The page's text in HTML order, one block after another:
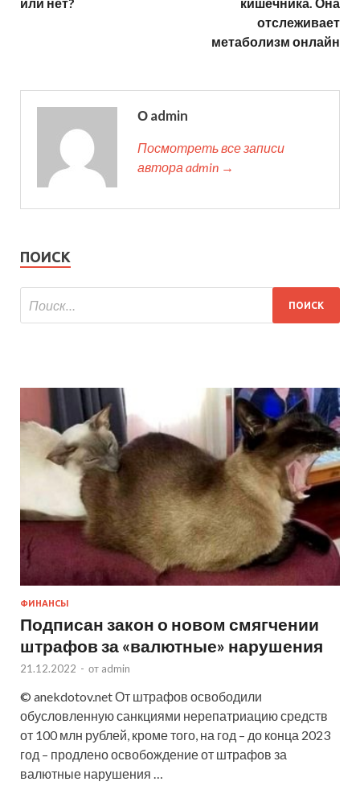
отслеживает
метаболизм онлайн
О admin
Посмотреть все записи
автора admin →
ПОИСК
ФИНАНСЫ
Подписан закон о новом смягчении
штрафов за «валютные» нарушения
21.12.2022 - от admin
© anekdotov.net От штрафов освободили
обусловленную санкциями нерепатриацию средств
от 100 млн рублей, кроме того, на год – до конца 2023
год – продлено освобождение от штрафов за
валютные нарушения …